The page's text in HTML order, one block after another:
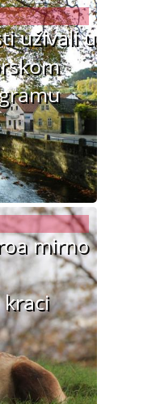
uživali u
mirno